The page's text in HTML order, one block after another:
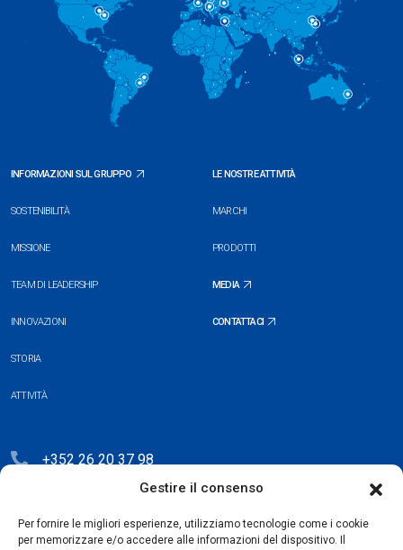
Gestire il consenso
Per fornire le migliori esperienze, utilizziamo tecnologie come i cookie
per memorizzare e/o accedere alle informazioni del dispositivo. Il
INFORMAZIONI SUL GRUPPO
SOSTENIBILITÀ
MISSIONE
TEAM DI LEADERSHIP
INNOVAZIONI
STORIA
ATTIVITÀ
LE NOSTRE ATTIVITÀ
MARCHI
PRODOTTI
MEDIA
CONTATTACI
+352 26 20 37 98
hello@blauberg-group.com
28, avenue Pasteur, L-2310 Luxembourg
Registration: R.C.S. B222893